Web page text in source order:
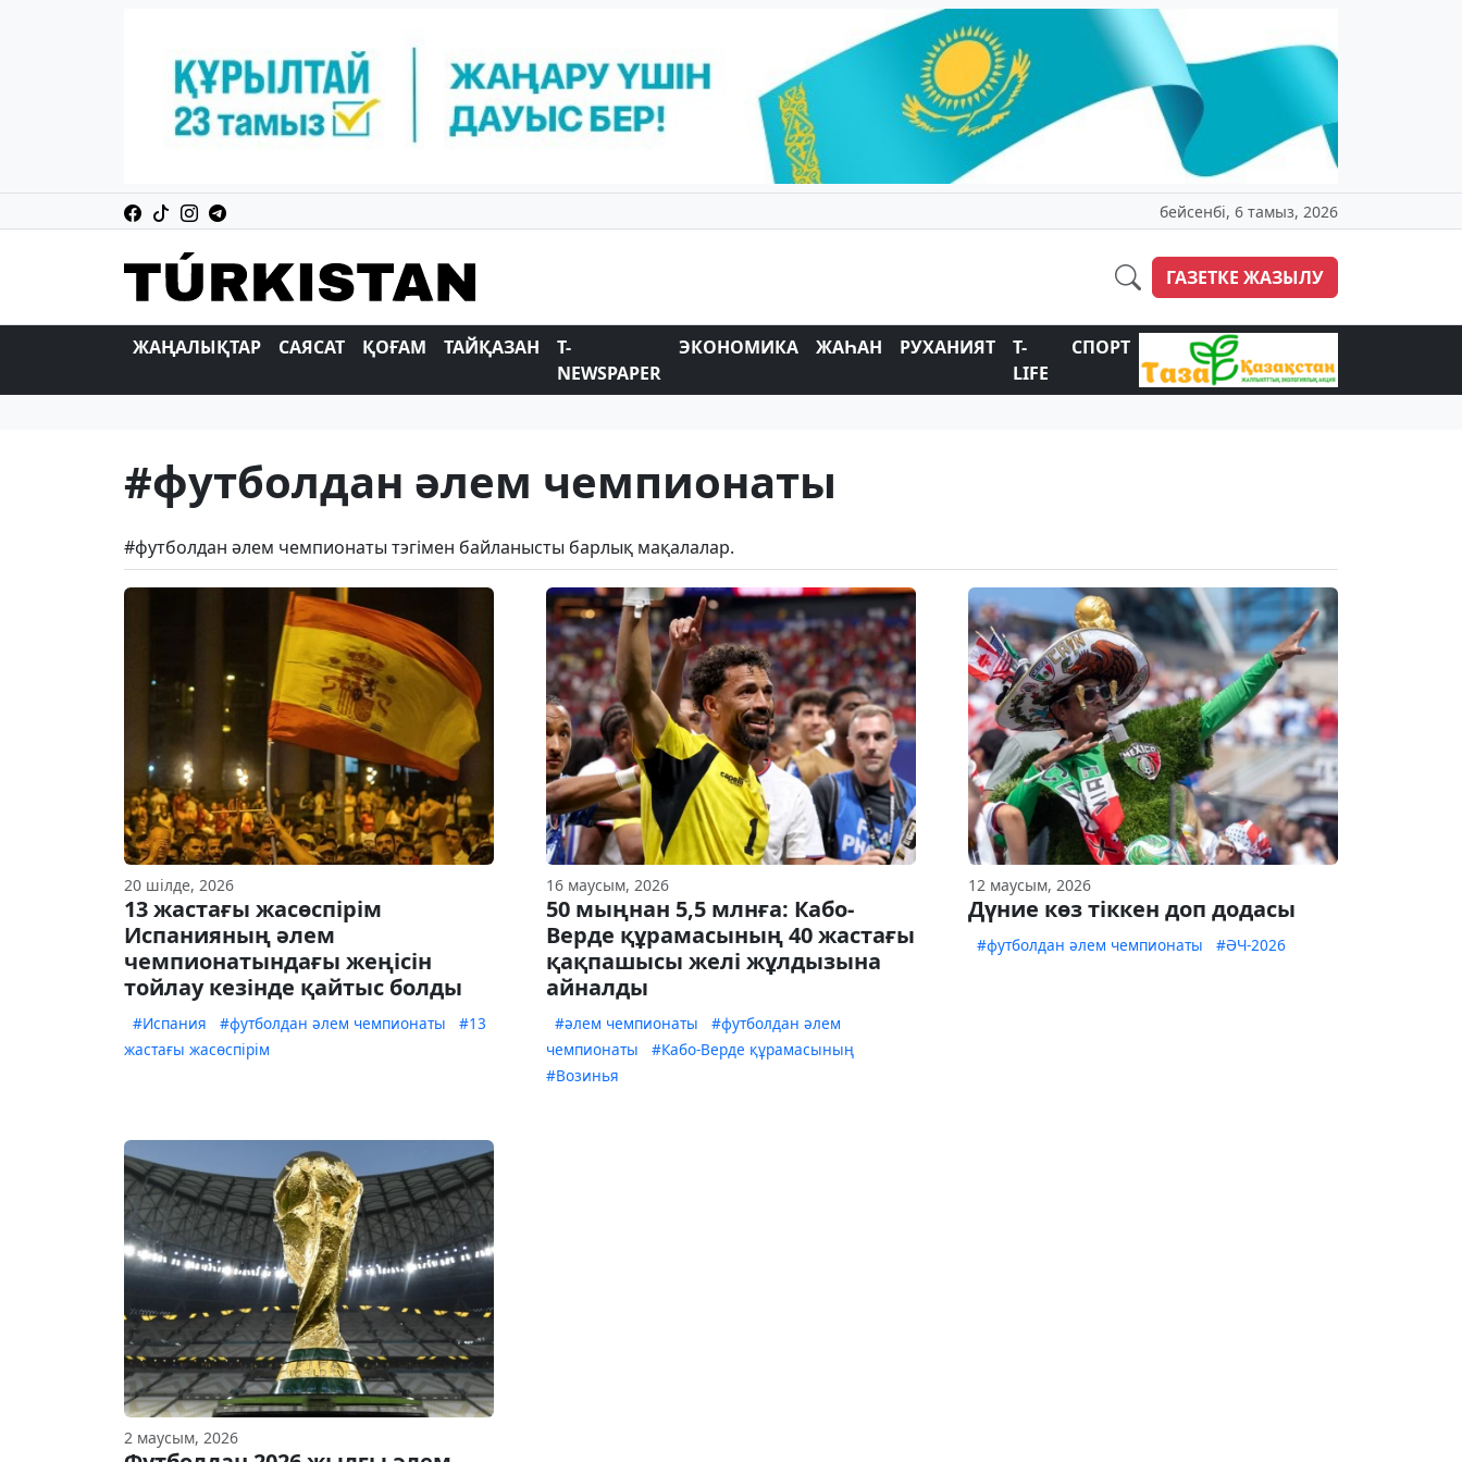
бейсенбі, 6 тамыз, 2026
ГАЗЕТКЕ ЖАЗЫЛУ
ЖАҢАЛЫҚТАР САЯСАТ ҚОҒАМ ТАЙҚАЗАН
T-
NEWSPAPER
ЭКОНОМИКА ЖАҺАН РУХАНИЯТ
T-
LIFE
СПОРТ
#футболдан әлем чемпионаты
#футболдан әлем чемпионаты тэгімен байланысты барлық мақалалар.
20 шілде, 2026
13 жастағы жасөспірім
Испанияның әлем
чемпионатындағы жеңісін
тойлау кезінде қайтыс болды
#Испания #футболдан әлем чемпионаты
#13
жастағы жасөспірім
16 маусым, 2026
50 мыңнан 5,5 млнға: Кабо-
Верде құрамасының 40 жастағы
қақпашысы желі жұлдызына
айналды
#әлем чемпионаты
#футболдан әлем
чемпионаты
#Кабо-Верде құрамасының
#Возинья
12 маусым, 2026
Дүние көз тіккен доп додасы
#футболдан әлем чемпионаты #ӘЧ-2026
2 маусым, 2026